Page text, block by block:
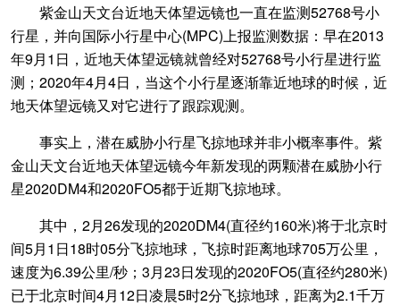
紫金山天文台近地天体望远镜也一直在监测52768号小
行星，并向国际小行星中心(MPC)上报监测数据：早在2013
年9月1日，近地天体望远镜就曾经对52768号小行星进行监
测；2020年4月4日，当这个小行星逐渐靠近地球的时候，近
地天体望远镜又对它进行了跟踪观测。
事实上，潜在威胁小行星飞掠地球并非小概率事件。紫
金山天文台近地天体望远镜今年新发现的两颗潜在威胁小行
星2020DM4和2020FO5都于近期飞掠地球。
其中，2月26发现的2020DM4(直径约160米)将于北京时
间5月1日18时05分飞掠地球，飞掠时距离地球705万公里，
速度为6.39公里/秒；3月23日发现的2020FO5(直径约280米)
已于北京时间4月12日凌晨5时2分飞掠地球，距离为2.1千万